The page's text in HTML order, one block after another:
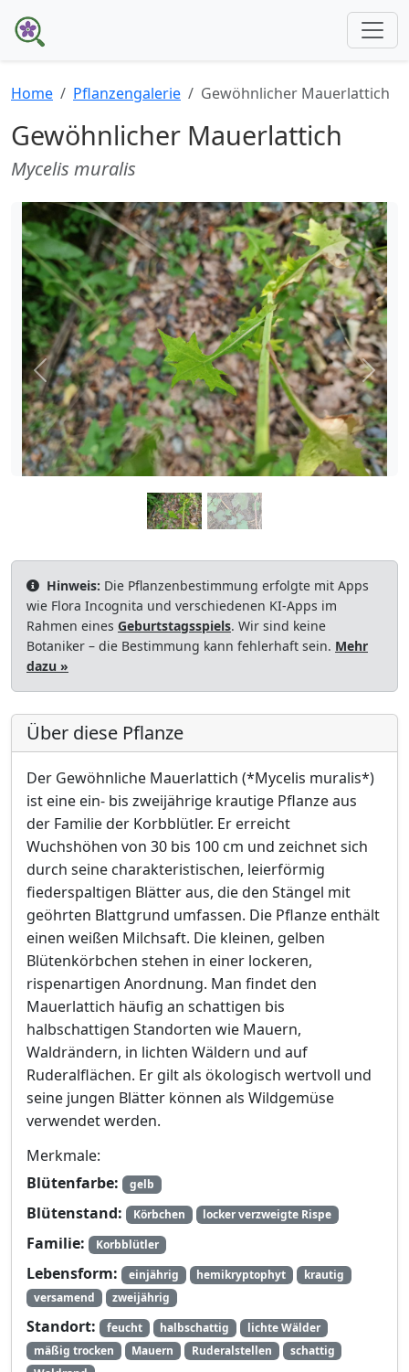
Home Pflanzengalerie Gewöhnlicher Mauerlattich
Gewöhnlicher Mauerlattich
Mycelis muralis
Zurück
Hinweis: Die Pflanzenbestimmung erfolgte mit Apps
wie Flora Incognita und verschiedenen KI-Apps im
Rahmen eines Geburtstagsspiels. Wir sind keine
Botaniker – die Bestimmung kann fehlerhaft sein. Mehr
dazu »
Über diese Pflanze
Der Gewöhnliche Mauerlattich (*Mycelis muralis*)
ist eine ein- bis zweijährige krautige Pflanze aus
der Familie der Korbblütler. Er erreicht
Wuchshöhen von 30 bis 100 cm und zeichnet sich
durch seine charakteristischen, leierförmig
fiederspaltigen Blätter aus, die den Stängel mit
geöhrten Blattgrund umfassen. Die Pflanze enthält
einen weißen Milchsaft. Die kleinen, gelben
Blütenkörbchen stehen in einer lockeren,
rispenartigen Anordnung. Man findet den
Mauerlattich häufig an schattigen bis
halbschattigen Standorten wie Mauern,
Waldrändern, in lichten Wäldern und auf
Ruderalflächen. Er gilt als ökologisch wertvoll und
seine jungen Blätter können als Wildgemüse
verwendet werden.
Merkmale:
Blütenfarbe:
gelb
Blütenstand: Körbchen locker verzweigte Rispe
Familie: Korbblütler
Lebensform: einjährig hemikryptophyt
krautig
versamend
zweijährig
Standort: feucht halbschattig
lichte Wälder
mäßig trocken
Mauern Ruderalstellen
schattig